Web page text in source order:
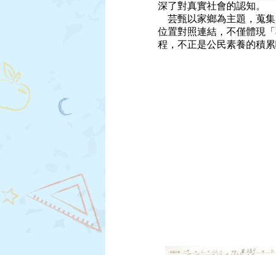
深了對真實社會的認知。
芸甄以家鄉為主題，蒐集
位置對照連結，不僅體現
程，不正是公民素養的積累